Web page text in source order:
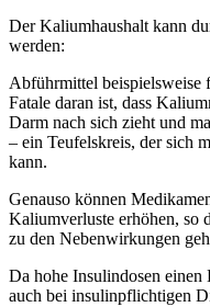
Der Kaliumhaushalt kann
werden:
Abführmittel beispielsweise
Fatale daran ist, dass
Darm nach sich zieht und
– ein Teufelskreis, der sich
kann.
Genauso können
Kaliumverluste erhöhen, so
zu den Nebenwirkungen
Da hohe Insulindosen
auch bei insulinpflichtigen